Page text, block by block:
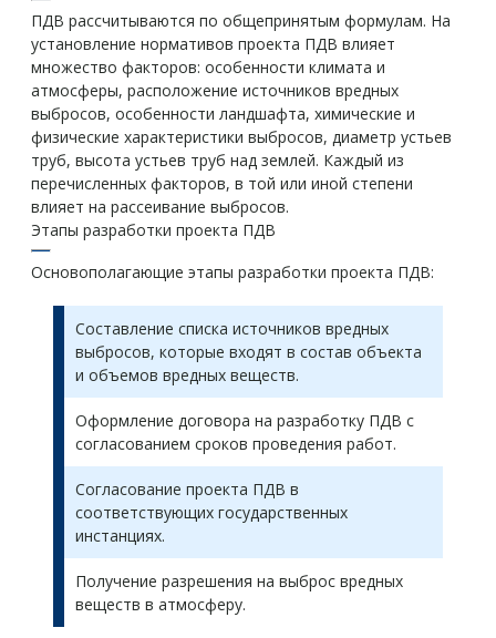
ПДВ рассчитываются по общепринятым формулам. На
установление нормативов проекта ПДВ влияет
множество факторов: особенности климата и
атмосферы, расположение источников вредных
выбросов, особенности ландшафта, химические и
физические характеристики выбросов, диаметр устьев
труб, высота устьев труб над землей. Каждый из
перечисленных факторов, в той или иной степени
влияет на рассеивание выбросов.
Этапы разработки проекта ПДВ
Основополагающие этапы разработки проекта ПДВ:
Составление списка источников вредных
выбросов, которые входят в состав объекта
и объемов вредных веществ.
Оформление договора на разработку ПДВ с
согласованием сроков проведения работ.
Согласование проекта ПДВ в
соответствующих государственных
инстанциях.
Получение разрешения на выброс вредных
веществ в атмосферу.